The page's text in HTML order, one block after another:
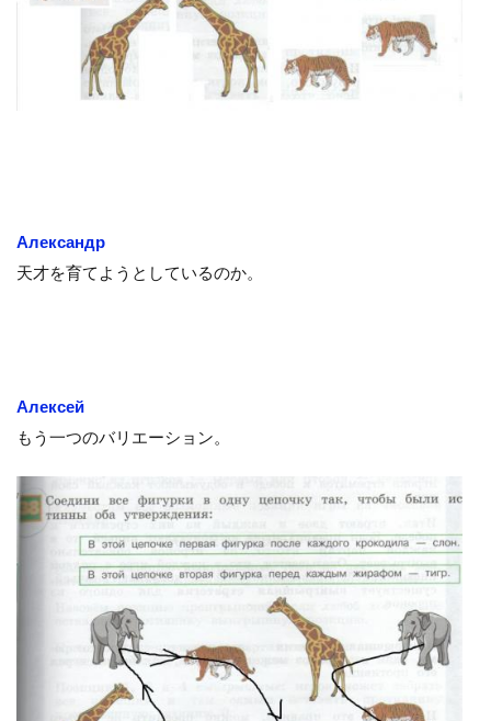
Александр
天才を育てようとしているのか。
Алексей
もう一つのバリエーション。